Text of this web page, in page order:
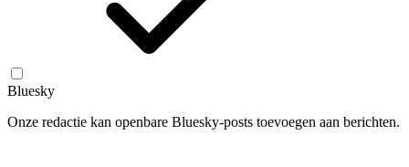
Bluesky
Onze redactie kan openbare Bluesky-posts toevoegen aan berichten.